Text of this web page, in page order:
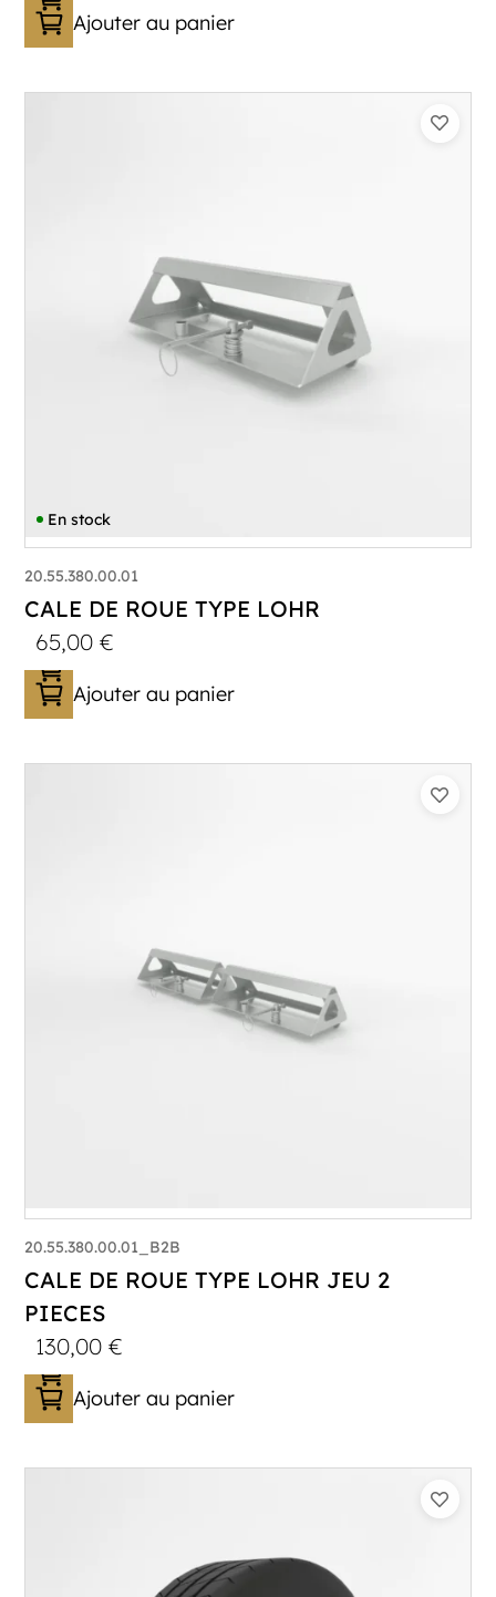
Ajouter au panier
En stock
20.55.380.00.01
CALE DE ROUE TYPE LOHR
65,00€
Ajouter au panier
20.55.380.00.01_B2B
CALE DE ROUE TYPE LOHR JEU 2
PIECES
130,00€
Ajouter au panier